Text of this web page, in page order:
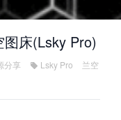
床(Lsky Pro)
分享 Lsky Pro
兰空